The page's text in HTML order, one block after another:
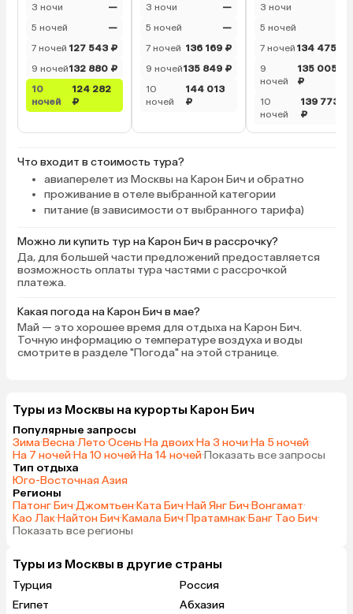
Он небольшой, но
«позагорать», то его
В нем есть детское
зона джакузи. Через
иногда помогает
охранник на КПП
чаще пожилой
Расположение
этой половине пляжа
из отеля направо, их
количество, стоит
из
пляжа (ночной базар)
сторону. В отеле жили
представляется
Туалетной бумаги
время, кроме
меняют каждый день
Полотенца меняют
Бутылки с водой
пустыми для обмена.
нас были только
3 ночи
—
5 ночей
—
7 ночей 127 543 ₽
9 ночей132 880 ₽
10
ночей
124 282
₽
3 ночи
—
5 ночей
—
7 ночей 136 169 ₽
9 ночей135 849 ₽
10
ночей
144 013
₽
3 ночи
5 ночей
7 ночей 134 475 ₽
9
ночей
135 005
₽
10
ночей
139 773
₽
Что входит в стоимость тура?
авиаперелет из Москвы на Карон Бич и обратно
проживание в отеле выбранной категории
питание (в зависимости от выбранного тарифа)
Можно ли купить тур на Карон Бич в рассрочку?
Да, для большей части предложений предоставляется
возможность оплаты тура частями с рассрочкой
платежа.
Какая погода на Карон Бич в мае?
Май — это хорошее время для отдыха на Карон Бич.
Точную информацию о температуре воздуха и воды
смотрите в разделе "Погода" на этой странице.
Туры из Москвы на курорты Карон Бич
Популярные запросы
Зима·Весна·Лето·Осень·На двоих·На 3 ночи·На 5 ночей·
На 7 ночей·На 10 ночей·На 14 ночей·Показать все запросы
Тип отдыха
Юго-Восточная Азия
Регионы
Патонг Бич·Джомтьен·Ката Бич·Най Янг Бич·Вонгамат·
Као Лак·Найтон Бич·Камала Бич·Пратамнак·Банг Тао Бич·
Показать все регионы
Туры из Москвы в другие страны
Турция
Россия
Египет
Абхазия